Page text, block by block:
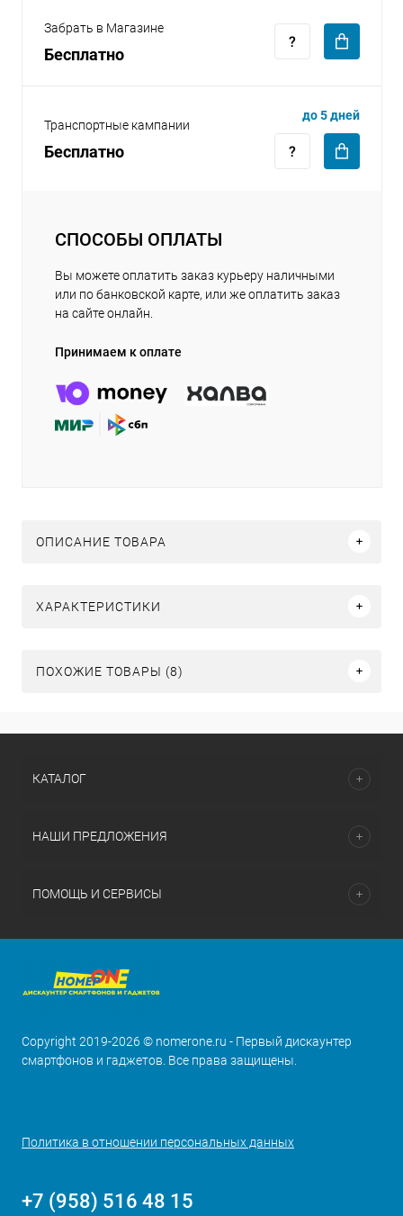
Забрать в Магазине
Бесплатно
Транспортные кампании
Бесплатно
до 5 дней
СПОСОБЫ ОПЛАТЫ
Вы можете оплатить заказ курьеру наличными
или по банковской карте, или же оплатить заказ
на сайте онлайн.
Принимаем к оплате
ОПИСАНИЕ ТОВАРА
ХАРАКТЕРИСТИКИ
ПОХОЖИЕ ТОВАРЫ (8)
КАТАЛОГ
НАШИ ПРЕДЛОЖЕНИЯ
ПОМОЩЬ И СЕРВИСЫ
Copyright 2019-2026 © nomerone.ru - Первый дискаунтер
смартфонов и гаджетов. Все права защищены.
Политика в отношении персональных данных
+7 (958) 516 48 15